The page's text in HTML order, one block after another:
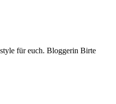
für euch. Bloggerin Birte